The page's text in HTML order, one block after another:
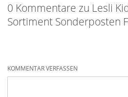
SONDERPOSTEN– Wahnsinn 2025!
angekündigt, der größte
bei uns weitesgehend unbekannt.
0 Kommentare zu Lesli
Sortiment Sonderposten
KOMMENTAR VERFASSEN